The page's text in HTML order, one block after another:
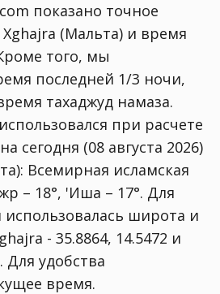
показано точное
(Мальта) и время
того, мы
последней 1/3 ночи,
тахаджуд намаза.
при расчете
сегодня (08 августа 2026)
Всемирная исламская
– 18°, 'Иша – 17°. Для
широта и
- 35.8864, 14.5472 и
Для удобства
время.